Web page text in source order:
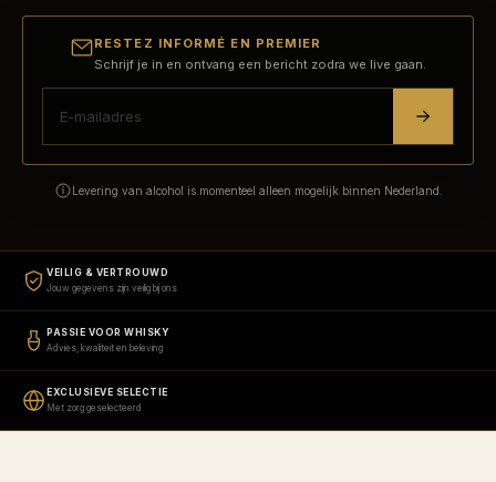
RESTEZ INFORMÉ EN PREMIER
Schrijf je in en ontvang een bericht zodra we live gaan.
Levering van alcohol is momenteel alleen mogelijk binnen Nederland.
VEILIG & VERTROUWD
Jouw gegevens zijn veilig bij ons
PASSIE VOOR WHISKY
Advies, kwaliteit en beleving
EXCLUSIEVE SELECTIE
Met zorg geselecteerd